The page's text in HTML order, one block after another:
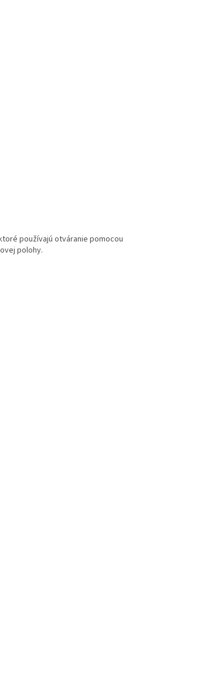
používajú otváranie pomocou
polohy.